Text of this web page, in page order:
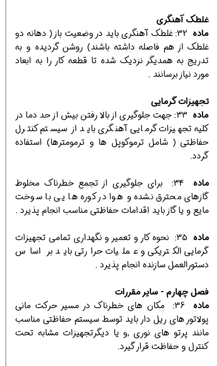
غلطكآهنگري
ماده
32: غلطك آهنگري بايد در وضعيت باز ( دهانه دو
غلطك از هم فاصله داشته باشند) روشن گرديده و به
تدريج به همديگر نزديك شده تا قطعه كار را به ابعاد
مورد نياز برسانند .
تجهيزاتگرمايي
ماده
33: جهت جلوگيري از بالا رفتن بيش از حد دما در
كليه تجهيزات گرمايي آهنگري بايد از سيستم كنترل
حفاظتي ( شامل ترموكوپل ها و ترمومترها) استفاده
گردد.
ماده
براي جلوگيري از تجمع خطرناك مخلوط
گازهاي محترق نشده و هوا در كوره ها يي با سوخت
مايع و يا گاز بايد اقدامات حفاظتي مناسب انجام پذيرد .
ماده
نحوه كار و تعمير و نگهداري تمامي تجهيزات
گرمايي الكتريكي و عمليات حرارتي بايد بر اساس
دستورالعمل سازنده انجام پذيرد .
فصلچهارم- سايرمقررات
ماده
مكان هاي خطرناك در مسير حركت ماني
پولاتور هاي ريل دار بايد توسط سيستم حفاظتي مناسب
مانند پرتو هاي نوري ,و يا ديگرتجهيزات مشابه تحت
كنترل و حفاظت قرار گيرد.